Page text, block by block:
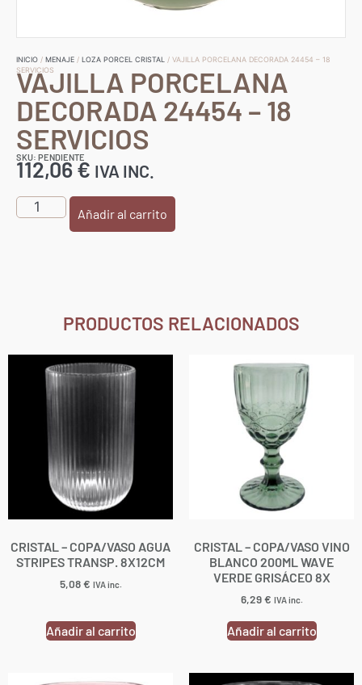
INICIO / MENAJE / LOZA PORCEL CRISTAL
/ VAJILLA PORCELANA DECORADA 24454 – 18
SERVICIOS
VAJILLA PORCELANA
DECORADA 24454 – 18
SERVICIOS
SKU: PENDIENTE
112,06€ IVA INC.
Añadir al carrito
PRODUCTOS RELACIONADOS
CRISTAL – COPA/VASO AGUA
STRIPES TRANSP. 8X12CM
5,08€ IVA inc.
Añadir al carrito
CRISTAL – COPA/VASO VINO
BLANCO 200ML WAVE
VERDE GRISÁCEO 8X
6,29€ IVA inc.
Añadir al carrito